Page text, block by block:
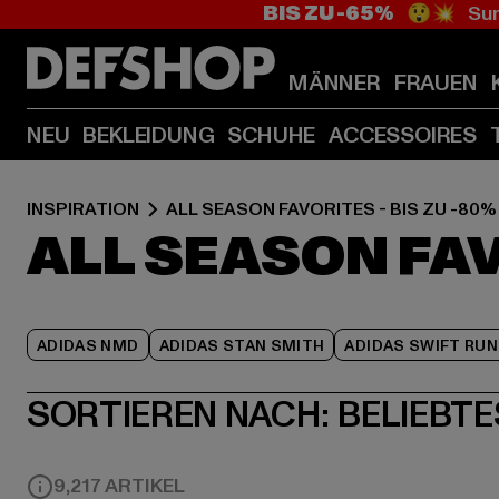
BIS ZU -65% 😲💥
MÄNNER FRAUEN
NEU BEKLEIDUNG SCHUHE ACCESSOIRES
INSPIRATION ALL SEASON FAVORITES - BIS ZU -80%
ALL SEASON
ADIDAS NMD ADIDAS STAN SMITH ADIDAS SWIFT RUN
SORTIEREN NACH:
9,217 ARTIKEL